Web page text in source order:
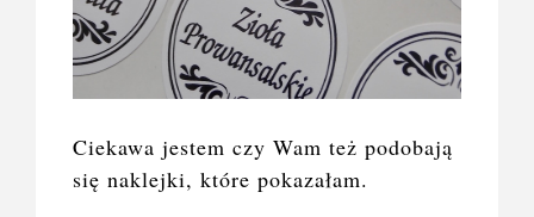
Ciekawa jestem czy Wam też podobają
się naklejki, które pokazałam.